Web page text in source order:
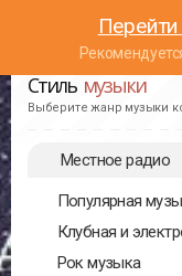
Стиль музыки
Выберите жанр музыки
Местное радио
Популярная
Клубная и
Рок музыка